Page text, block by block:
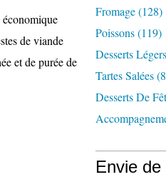
de viande
et de purée de
Fromage(128)
Poissons(119)
Desserts Légers
Tartes Salées
Desserts De
Envie